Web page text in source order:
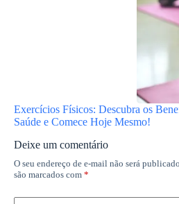
Exercícios Físicos: Descubra os
Saúde e Comece Hoje Mesmo!
Deixe um comentário
O seu endereço de e-mail não será publicado.
são marcados com *